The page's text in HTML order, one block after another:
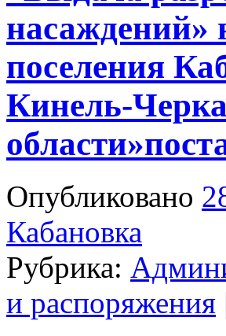
насаждений»
поселения
Кинель-
Опубликовано
Кабановка
Рубрика:
и распоряжения